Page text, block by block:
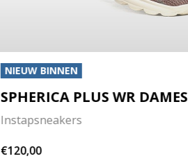
NIEUW BINNEN
SPHERICA PLUS WR DAMES
Instapsneakers
€120,00